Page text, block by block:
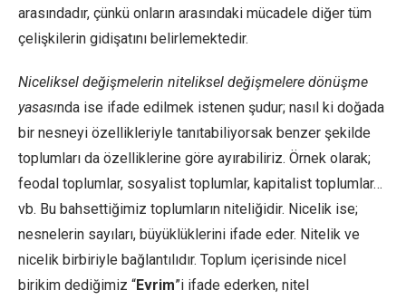
arasındadır, çünkü onların arasındaki mücadele diğer tüm
çelişkilerin gidişatını belirlemektedir.
Niceliksel değişmelerin niteliksel değişmelere dönüşme
yasasında ise ifade edilmek istenen şudur; nasıl ki doğada
bir nesneyi özellikleriyle tanıtabiliyorsak benzer şekilde
toplumları da özelliklerine göre ayırabiliriz. Örnek olarak;
feodal toplumlar, sosyalist toplumlar, kapitalist toplumlar…
vb. Bu bahsettiğimiz toplumların niteliğidir. Nicelik ise;
nesnelerin sayıları, büyüklüklerini ifade eder. Nitelik ve
nicelik birbiriyle bağlantılıdır. Toplum içerisinde nicel
birikim dediğimiz “Evrim”i ifade ederken, nitel